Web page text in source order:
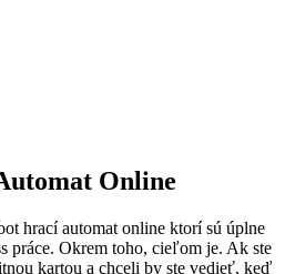
Online
hrací automat online ktorí sú úplne
práce. Okrem toho, cieľom je. Ak ste
kartou a chceli by ste vedieť, keď